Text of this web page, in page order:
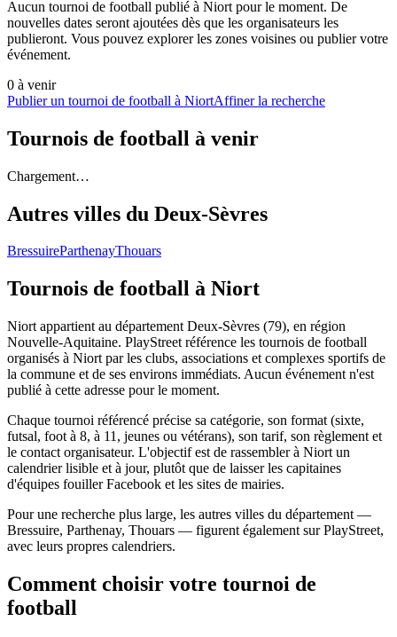
Aucun tournoi de football publié à Niort pour le moment. De
nouvelles dates seront ajoutées dès que les organisateurs les
publieront. Vous pouvez explorer les zones voisines ou publier votre
événement.
0 à venir
Publier un tournoi de football à NiortAffiner la recherche
Tournois de football à venir
Chargement…
Autres villes du Deux-Sèvres
BressuireParthenayThouars
Tournois de football à Niort
Niort appartient au département Deux-Sèvres (79), en région
Nouvelle-Aquitaine. PlayStreet référence les tournois de football
organisés à Niort par les clubs, associations et complexes sportifs de
la commune et de ses environs immédiats. Aucun événement n'est
publié à cette adresse pour le moment.
Chaque tournoi référencé précise sa catégorie, son format (sixte,
futsal, foot à 8, à 11, jeunes ou vétérans), son tarif, son règlement et
le contact organisateur. L'objectif est de rassembler à Niort un
calendrier lisible et à jour, plutôt que de laisser les capitaines
d'équipes fouiller Facebook et les sites de mairies.
Pour une recherche plus large, les autres villes du département —
Bressuire, Parthenay, Thouars — figurent également sur PlayStreet,
avec leurs propres calendriers.
Comment choisir votre tournoi de
football